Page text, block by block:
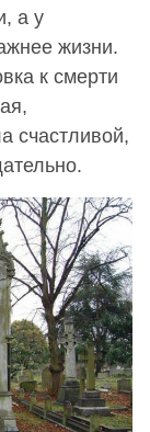
а у
жизни.
к смерти
счастливой,